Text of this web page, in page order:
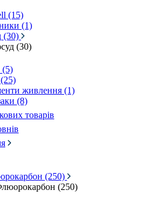
(15)
(1)
(30)
(30)
(5)
живлення (1)
(8)
товарів
(250)
(250)